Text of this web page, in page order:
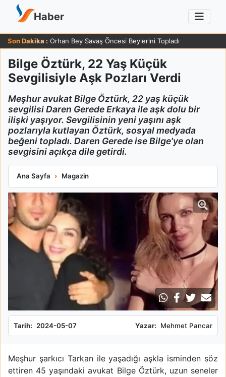
Haber
Son Dakika : Orhan Bey Savaş Öncesi Beylerini Topladı
Bilge Öztürk, 22 Yaş Küçük
Sevgilisiyle Aşk Pozları Verdi
Meşhur avukat Bilge Öztürk, 22 yaş küçük
sevgilisi Daren Gerede Erkaya ile aşk dolu bir
ilişki yaşıyor. Sevgilisinin yeni yaşını aşk
pozlarıyla kutlayan Öztürk, sosyal medyada
beğeni topladı. Daren Gerede ise Bilge'ye olan
sevgisini açıkça dile getirdi.
Ana Sayfa Magazin
Bilge Öztürk, 22 Yaş Küçük Sevgilisiyle Aşk Pozları Verdi
Tarih: 2024-05-07 Yazar: Mehmet Pancar
Meşhur şarkıcı Tarkan ile yaşadığı aşkla isminden söz
ettiren 45 yaşındaki avukat Bilge Öztürk, uzun seneler